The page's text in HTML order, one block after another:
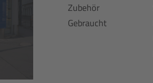
Zubehör
Gebraucht